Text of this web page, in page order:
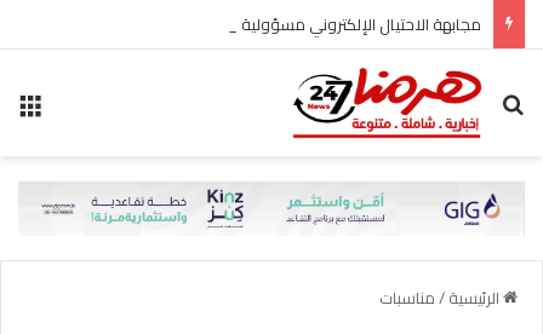
مجابهة الاحتيال الإلكتروني مسؤولية مشتركة
بحث عن
الرئيسية/مناسبات